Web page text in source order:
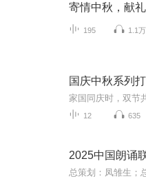
寄情中秋，献
195 1.1万
国庆中秋系列
12 635
2025中国朗诵